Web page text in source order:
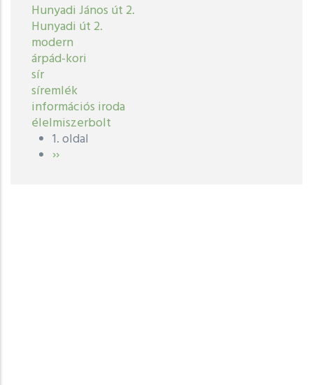
Hunyadi János út 2.
Hunyadi út 2.
modern
árpád-kori
sír
síremlék
információs iroda
élelmiszerbolt
Oldalszámozás
1. oldal
Következő
››